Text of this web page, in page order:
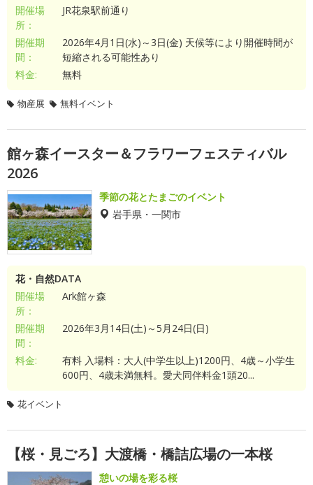
開催場
所：
JR花泉駅前通り
開催期
間：
2026年4月1日(水)～3日(金) 天候等により開催時間が
短縮される可能性あり
料金:
無料
物産展 無料イベント
館ヶ森イースター＆フラワーフェスティバル
2026
季節の花とたまごのイベント
岩手県・一関市
花・自然DATA
開催場
所：
Ark館ヶ森
開催期
間：
2026年3月14日(土)～5月24日(日)
料金:
有料 入場料：大人(中学生以上)1200円、4歳～小学生
600円、4歳未満無料。愛犬同伴料金1頭20...
花イベント
【桜・見ごろ】大渡橋・橋詰広場の一本桜
憩いの場を彩る桜